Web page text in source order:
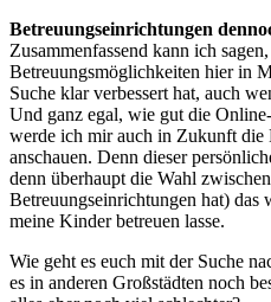
Betreuungseinrichtungen
Zusammenfassend kann ich
Betreuungsmöglichkeiten hier in
Suche klar verbessert hat, auch
Und ganz egal, wie gut die
werde ich mir auch in Zukunft die
anschauen. Denn dieser
denn überhaupt die Wahl
Betreuungseinrichtungen hat)
meine Kinder betreuen lasse.
Wie geht es euch mit der Suche
es in anderen Großstädten noch